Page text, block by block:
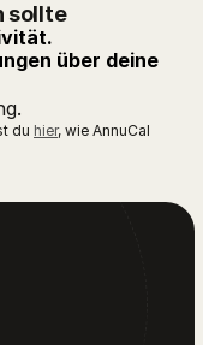
sollte
über deine
du hier, wie AnnuCal